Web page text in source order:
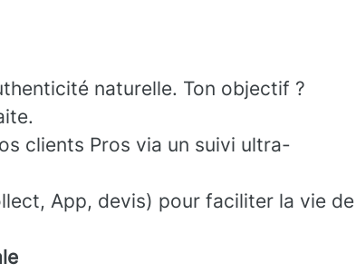
naturelle. Ton objectif ?
clients Pros via un suivi ultra-
App, devis) pour faciliter la vie de